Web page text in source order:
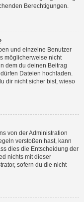
Berechtigungen.
und einzelne Benutzer
möglicherweise nicht
dem du deinen Beitrag
Dateien hochladen.
dir nicht sicher bist, wieso
von der Administration
verstoßen hast, kann
dies die Entscheidung der
nichts mit dieser
sofern du die nicht